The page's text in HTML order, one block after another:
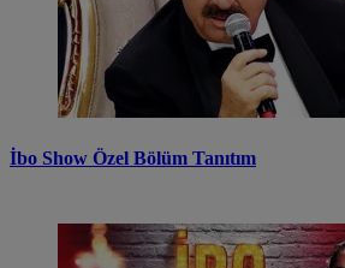
İbo Show Özel Bölüm Tanıtım